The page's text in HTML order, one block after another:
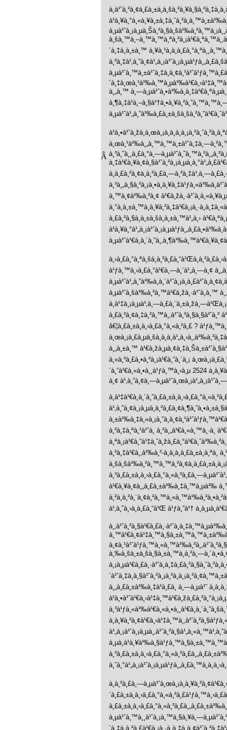
Â
´à¸‡à¸à¸±à¸™
à¸„à¸™
à¸™à¸¢à¹‰à¸²à¸¢
à¸£à¸²à¸§à¸à¸±à¸šà¸à¸±à¸™à¹„à¸›
à¹ƒà¸™à¸›à¸£à¸°à¹€à¸—à¸¨à¹„à¸—à¸¢
à¸µà¹ˆà¸šà¹‰à¸²à¸™à¹€à¸žà¸·à¹ˆà¸­à¸™
à¸£à¸²à¸¢à¸‡à¸²à¸™à¸‚à¹ˆà¸²à¸§à¸§à¹ˆà¸²
â€¦à¸£à¸±à¸à¸›à¸£à¸°à¸«à¸²à¸£ ?
à¸„à¸±à¸™
à¸«à¸²à¸£à¸•à¸²à¸¡à¹€à¸”à¸´à¸¡
´à¸”à¹€à¸«à¸•à¸¸à¹ƒà¸™à¸›à¸µ 2524
à¸¢
à¸²à¸‡à¸ªà¸¹à¹ˆà¸ à¸²à¸„à¹€à¸«à¸™à¸·à¸­
à¸²à¸‡à¹€à¸‚à¹‰à¸²-
à¹€à¸¥à¸¢à¸„à¸£à¸±à¹‰à¸‡à¸™à¸µà¹‰
à¹‚à¸˜à¸›à¸à¸£à¸“à¹Œ à¹ƒà¸”à¹†
à¸„à¸£à¸±à¹‰à¸‡à¹à¸£à¸ à¸—à¸µà¹ˆ